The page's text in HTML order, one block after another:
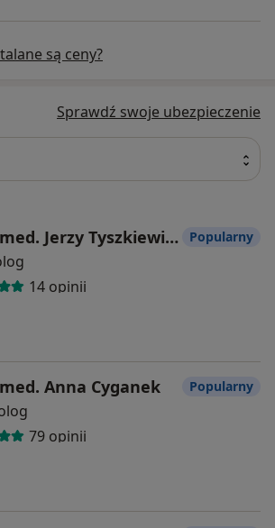
są ceny?
Sprawdź swoje ubezpieczenie
dr n. med. Jerzy Tyszkiewicz
14 opinii
Popularny
Anna Cyganek
79 opinii
Popularny